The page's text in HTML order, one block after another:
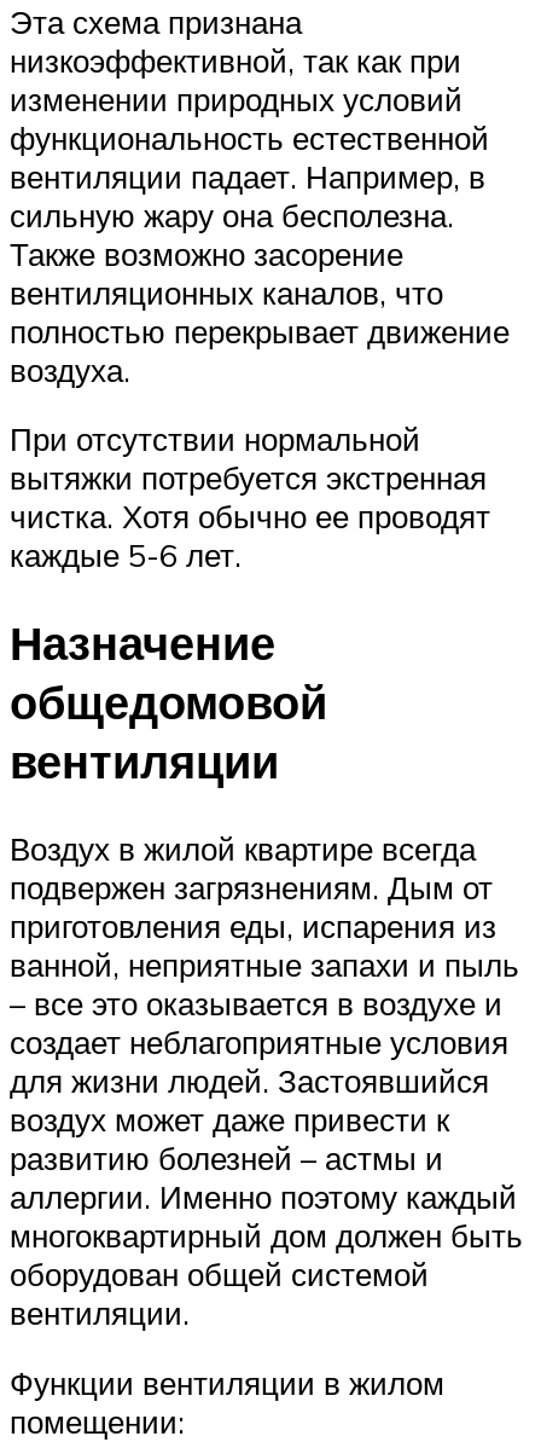
Эта схема признана
низкоэффективной, так как при
изменении природных условий
функциональность естественной
вентиляции падает. Например, в
сильную жару она бесполезна.
Также возможно засорение
вентиляционных каналов, что
полностью перекрывает движение
воздуха.
При отсутствии нормальной
вытяжки потребуется экстренная
чистка. Хотя обычно ее проводят
каждые 5-6 лет.
Назначение
общедомовой
вентиляции
Воздух в жилой квартире всегда
подвержен загрязнениям. Дым от
приготовления еды, испарения из
ванной, неприятные запахи и пыль
– все это оказывается в воздухе и
создает неблагоприятные условия
для жизни людей. Застоявшийся
воздух может даже привести к
развитию болезней – астмы и
аллергии. Именно поэтому каждый
многоквартирный дом должен быть
оборудован общей системой
вентиляции.
Функции вентиляции в жилом
помещении: